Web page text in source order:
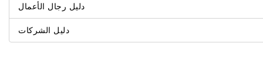
دليل رجال الأعمال
دليل الشركات